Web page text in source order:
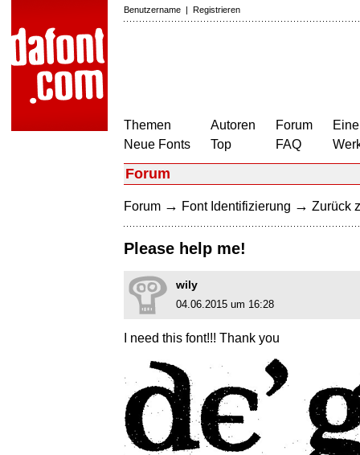
Benutzername | Registrieren
Themen
Neue Fonts
Autoren
Top
Forum
FAQ
Forum
Forum → Font Identifizierung → Zurück
Please help me!
wily
04.06.2015 um 16:28
I need this font!!! Thank you